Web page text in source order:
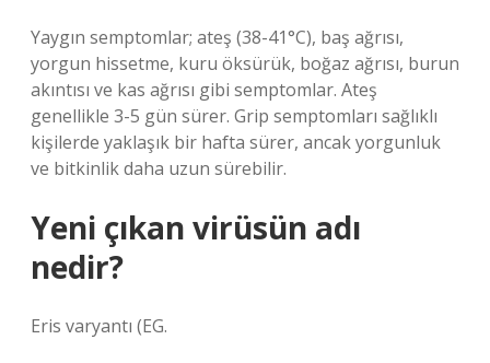
Yaygın semptomlar; ateş (38-41°C), baş ağrısı,
yorgun hissetme, kuru öksürük, boğaz ağrısı, burun
akıntısı ve kas ağrısı gibi semptomlar. Ateş
genellikle 3-5 gün sürer. Grip semptomları sağlıklı
kişilerde yaklaşık bir hafta sürer, ancak yorgunluk
ve bitkinlik daha uzun sürebilir.
Yeni çıkan virüsün adı
nedir?
Eris varyantı (EG.